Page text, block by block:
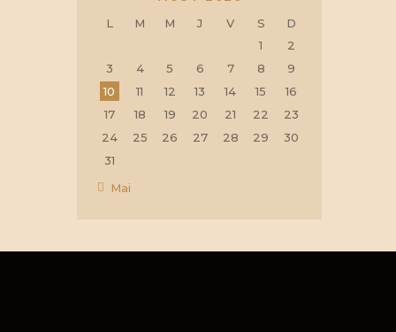
L
M M J V S
D
1
2
3
4 5 6 7 8
9
10
11 12 13 14 15
16
17
18 19 20 21 22
23
24
25 26 27 28 29
30
31
« Mai